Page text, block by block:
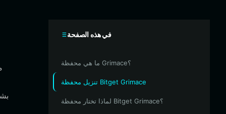
في هذه الصفحة
ما هي محفظة Grimace؟
تنزيل محفظة Bitget Grimace
لماذا تختار محفظة Bitget Grimace؟